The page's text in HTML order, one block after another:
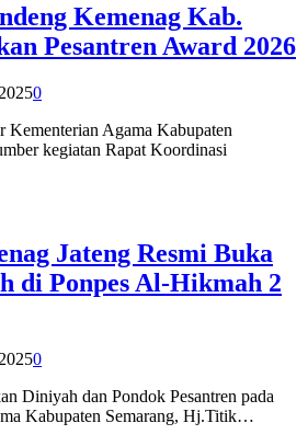
Kemenag Kab.
Pesantren Award 2026
0
Kementerian Agama Kabupaten
kegiatan Rapat Koordinasi
Jateng Resmi Buka
di Ponpes Al-Hikmah 2
0
Diniyah dan Pondok Pesantren pada
Kabupaten Semarang, Hj.Titik…